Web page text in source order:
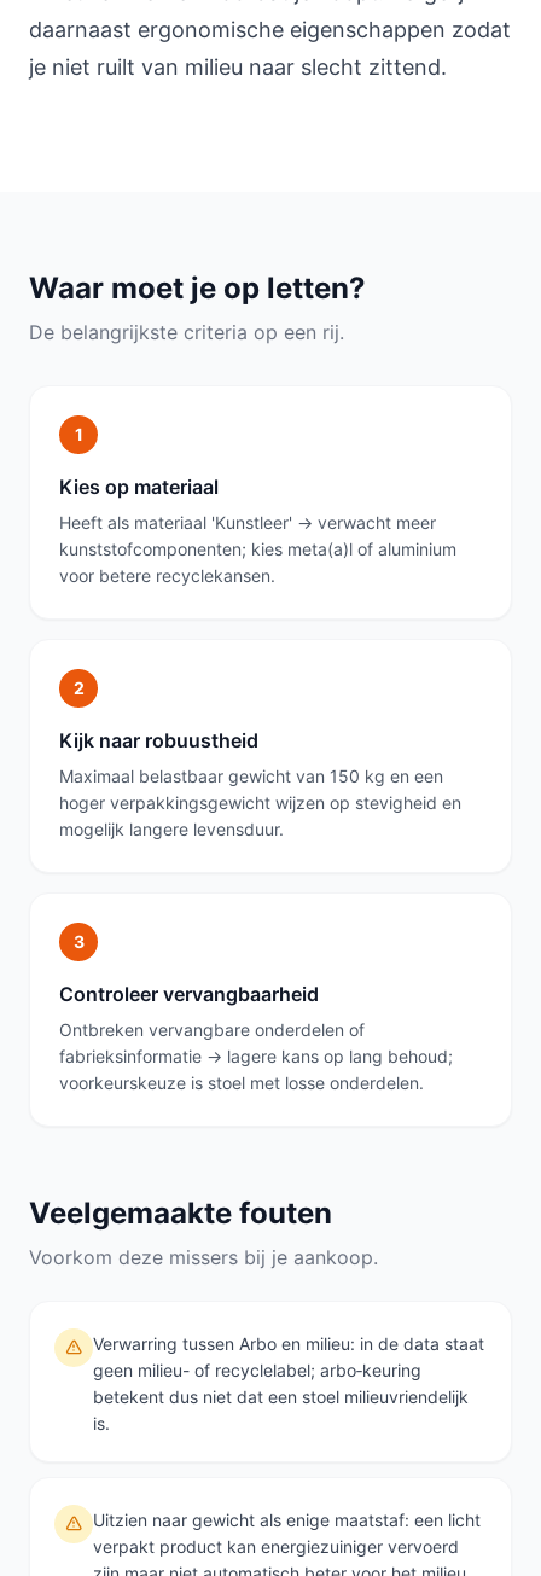
daarnaast ergonomische eigenschappen zodat
je niet ruilt van milieu naar slecht zittend.
Waar moet je op letten?
De belangrijkste criteria op een rij.
1
Kies op materiaal
Heeft als materiaal 'Kunstleer' → verwacht meer
kunststofcomponenten; kies meta(a)l of aluminium
voor betere recyclekansen.
2
Kijk naar robuustheid
Maximaal belastbaar gewicht van 150 kg en een
hoger verpakkingsgewicht wijzen op stevigheid en
mogelijk langere levensduur.
3
Controleer vervangbaarheid
Ontbreken vervangbare onderdelen of
fabrieksinformatie → lagere kans op lang behoud;
voorkeurskeuze is stoel met losse onderdelen.
Veelgemaakte fouten
Voorkom deze missers bij je aankoop.
Verwarring tussen Arbo en milieu: in de data staat
geen milieu- of recyclelabel; arbo‑keuring
betekent dus niet dat een stoel milieuvriendelijk
is.
Uitzien naar gewicht als enige maatstaf: een licht
verpakt product kan energiezuiniger vervoerd